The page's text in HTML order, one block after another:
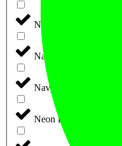
Navy
Navy/blå
Navy/Hvid
Neon Pink